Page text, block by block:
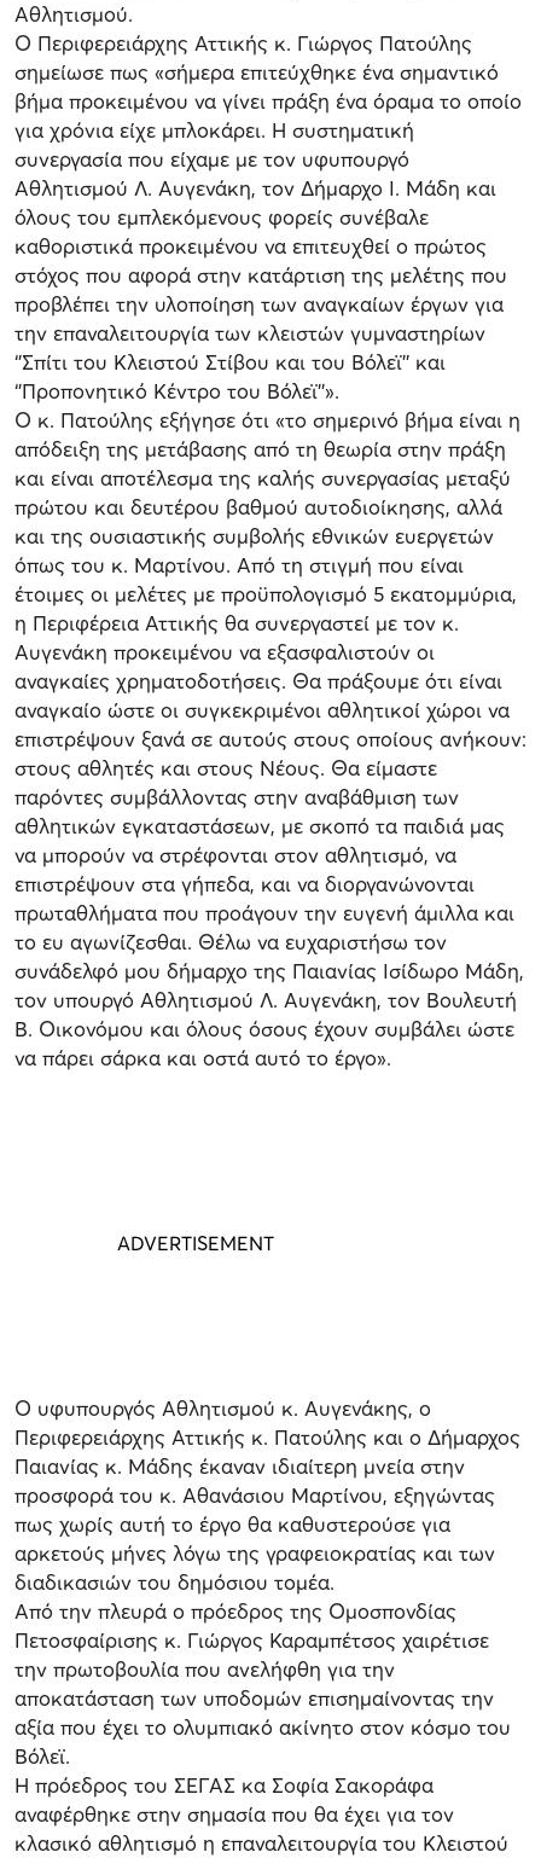
Αθλητισμού.
Ο Περιφερειάρχης Αττικής κ. Γιώργος Πατούλης
σημείωσε πως «σήμερα επιτεύχθηκε ένα σημαντικό
βήμα προκειμένου να γίνει πράξη ένα όραμα το οποίο
για χρόνια είχε μπλοκάρει. Η συστηματική
συνεργασία που είχαμε με τον υφυπουργό
Αθλητισμού Λ. Αυγενάκη, τον Δήμαρχο Ι. Μάδη και
όλους του εμπλεκόμενους φορείς συνέβαλε
καθοριστικά προκειμένου να επιτευχθεί ο πρώτος
στόχος που αφορά στην κατάρτιση της μελέτης που
προβλέπει την υλοποίηση των αναγκαίων έργων για
την επαναλειτουργία των κλειστών γυμναστηρίων
‘’Σπίτι του Κλειστού Στίβου και του Βόλεϊ’’ και
‘’Προπονητικό Κέντρο του Βόλεϊ’’».
Ο κ. Πατούλης εξήγησε ότι «το σημερινό βήμα είναι η
απόδειξη της μετάβασης από τη θεωρία στην πράξη
και είναι αποτέλεσμα της καλής συνεργασίας μεταξύ
πρώτου και δευτέρου βαθμού αυτοδιοίκησης, αλλά
και της ουσιαστικής συμβολής εθνικών ευεργετών
όπως του κ. Μαρτίνου. Από τη στιγμή που είναι
έτοιμες οι μελέτες με προϋπολογισμό 5 εκατομμύρια,
η Περιφέρεια Αττικής θα συνεργαστεί με τον κ.
Αυγενάκη προκειμένου να εξασφαλιστούν οι
αναγκαίες χρηματοδοτήσεις. Θα πράξουμε ότι είναι
αναγκαίο ώστε οι συγκεκριμένοι αθλητικοί χώροι να
επιστρέψουν ξανά σε αυτούς στους οποίους ανήκουν:
στους αθλητές και στους Νέους. Θα είμαστε
παρόντες συμβάλλοντας στην αναβάθμιση των
αθλητικών εγκαταστάσεων, με σκοπό τα παιδιά μας
να μπορούν να στρέφονται στον αθλητισμό, να
επιστρέψουν στα γήπεδα, και να διοργανώνονται
πρωταθλήματα που προάγουν την ευγενή άμιλλα και
το ευ αγωνίζεσθαι. Θέλω να ευχαριστήσω τον
συνάδελφό μου δήμαρχο της Παιανίας Ισίδωρο Μάδη,
τον υπουργό Αθλητισμού Λ. Αυγενάκη, τον Βουλευτή
Β. Οικονόμου και όλους όσους έχουν συμβάλει ώστε
να πάρει σάρκα και οστά αυτό το έργο».
Ο υφυπουργός Αθλητισμού κ. Αυγενάκης, ο
Περιφερειάρχης Αττικής κ. Πατούλης και ο Δήμαρχος
Παιανίας κ. Μάδης έκαναν ιδιαίτερη μνεία στην
προσφορά του κ. Αθανάσιου Μαρτίνου, εξηγώντας
πως χωρίς αυτή το έργο θα καθυστερούσε για
αρκετούς μήνες λόγω της γραφειοκρατίας και των
διαδικασιών του δημόσιου τομέα.
Από την πλευρά ο πρόεδρος της Ομοσπονδίας
Πετοσφαίρισης κ. Γιώργος Καραμπέτσος χαιρέτισε
την πρωτοβουλία που ανελήφθη για την
αποκατάσταση των υποδομών επισημαίνοντας την
αξία που έχει το ολυμπιακό ακίνητο στον κόσμο του
Βόλεϊ.
Η πρόεδρος του ΣΕΓΑΣ κα Σοφία Σακοράφα
αναφέρθηκε στην σημασία που θα έχει για τον
κλασικό αθλητισμό η επαναλειτουργία του Κλειστού